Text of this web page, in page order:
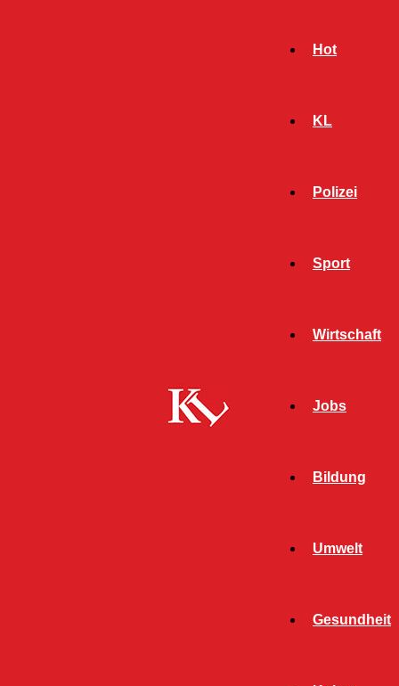
Hot
KL
Polizei
Sport
Wirtschaft
Jobs
Bildung
Umwelt
Gesundheit